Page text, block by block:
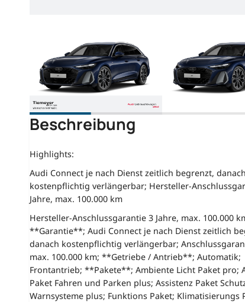
Beschreibung
Highlights:
Audi Connect je nach Dienst zeitlich begrenzt, danach
kostenpflichtig verlängerbar; Hersteller-
Jahre, max. 100.000 km
Hersteller-Anschlussgarantie 3 Jahre, max. 100.000
**Garantie**; Audi Connect je nach Dienst zeitlich
danach kostenpflichtig verlängerbar;
max. 100.000 km; **Getriebe / Antrieb**; Automatik;
Frontantrieb; **Pakete**; Ambiente Licht Paket pro;
Paket Fahren und Parken plus; Assistenz Paket
Warnsysteme plus; Funktions Paket; Klimatisierungs